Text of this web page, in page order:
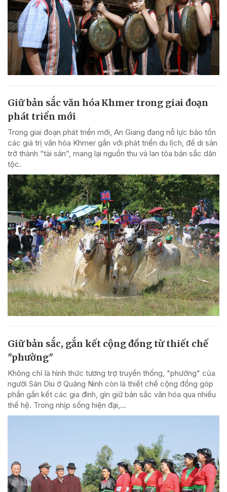
Giữ bản sắc văn hóa Khmer trong giai đoạn
phát triển mới
Trong giai đoạn phát triển mới, An Giang đang nỗ lực bảo tồn
các giá trị văn hóa Khmer gắn với phát triển du lịch, để di sản
trở thành “tài sản”, mang lại nguồn thu và lan tỏa bản sắc dân
tộc.
Giữ bản sắc, gắn kết cộng đồng từ thiết chế
"phường"
Không chỉ là hình thức tương trợ truyền thống, "phường" của
người Sán Dìu ở Quảng Ninh còn là thiết chế cộng đồng góp
phần gắn kết các gia đình, gìn giữ bản sắc văn hóa qua nhiều
thế hệ. Trong nhịp sống hiện đại,...